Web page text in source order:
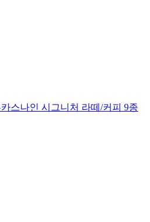
스나인 시그니처 라떼/커피 9종